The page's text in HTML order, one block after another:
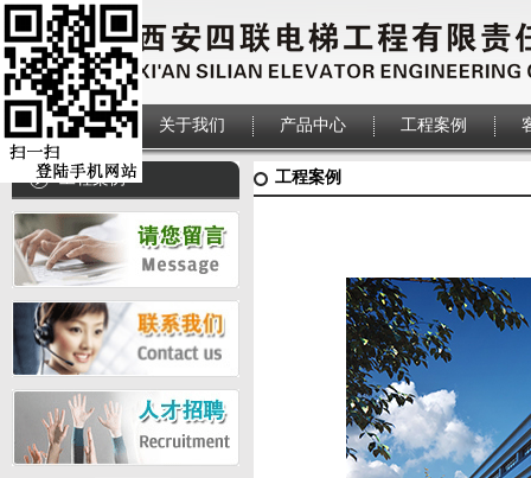
首页 关于我们 产品中心 工程案例
工程案例 工程案例